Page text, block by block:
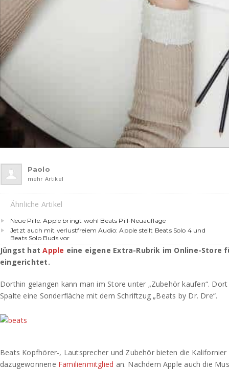
Paolo
mehr Artikel
Ähnliche Artikel
Neue Pille: Apple bringt wohl Beats Pill-Neuauflage
Jetzt auch mit verlustfreiem Audio: Apple stellt Beats Solo 4 und
Beats Solo Buds vor
Jüngst hatApple eine eigene Extra-Rubrik im Online-Store
eingerichtet.
Dorthin gelangen kann man im Store unter „Zubehör kaufen“.
Spalte eine Sonderfläche mit dem Schriftzug „Beats by Dr. Dre“.
Beats Kopfhörer-, Lautsprecher und Zubehör bieten die
dazugewonnene Familienmitglied an. Nachdem Apple auch die